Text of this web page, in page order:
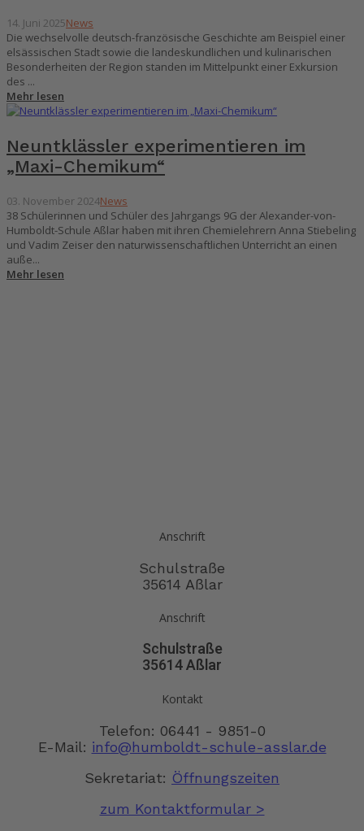
14. Juni 2025News
Die wechselvolle deutsch-französische Geschichte am Beispiel einer
elsässischen Stadt sowie die landeskundlichen und kulinarischen
Besonderheiten der Region standen im Mittelpunkt einer Exkursion
des ...
Mehr lesen
Neuntklässler experimentieren im
„Maxi-Chemikum“
03. November 2024News
38 Schülerinnen und Schüler des Jahrgangs 9G der Alexander-von-
Humboldt-Schule Aßlar haben mit ihren Chemielehrern Anna Stiebeling
und Vadim Zeiser den naturwissenschaftlichen Unterricht an einen
auße...
Mehr lesen
Anschrift
Schulstraße
35614 Aßlar
Anschrift
Schulstraße
35614 Aßlar
Kontakt
Telefon: 06441 - 9851-0
E-Mail: info@humboldt-schule-asslar.de
Sekretariat: Öffnungszeiten
zum Kontaktformular >